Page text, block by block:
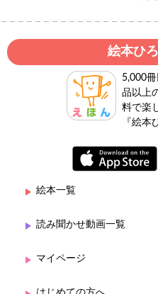
絵本ひ
5,000
品以上
料で楽
『絵本
絵本一覧
読み聞かせ動画一覧
マイページ